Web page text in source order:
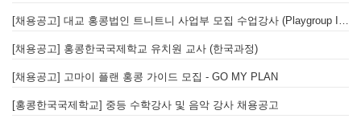
[채용공고] 대교 홍콩법인 트니트니 사업부 모집 수업강사 (Playgroup Instructor)
[채용공고] 홍콩한국국제학교 유치원 교사 (한국과정)
[채용공고] 고마이 플랜 홍콩 가이드 모집 - GO MY PLAN
[홍콩한국국제학교] 중등 수학강사 및 음악 강사 채용공고